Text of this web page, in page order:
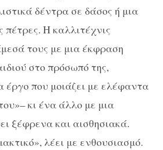
δέντρα σε δάσος ή μια
πέτρες. Η καλλιτέχνις
τους με μια έκφραση
στο πρόσωπό της,
έργο που μοιάζει με ελέφαντα
κι ένα άλλο με μια
ξέφρενα και αισθησιακά.
λέει με ενθουσιασμό.